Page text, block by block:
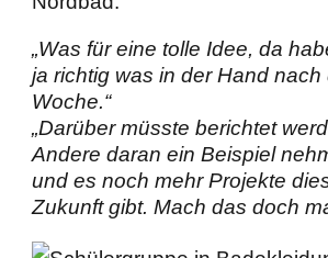
„Was für eine tolle Idee, da
ja richtig was in der Hand nach
Woche.“
„Darüber müsste berichtet
Andere daran ein Beispiel
und es noch mehr Projekte
Zukunft gibt. Mach das doch